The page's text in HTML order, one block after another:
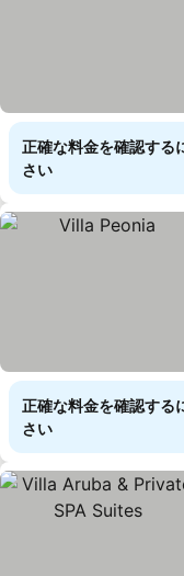
正確な料金を確認する
さい
正確な料金を確認する
さい